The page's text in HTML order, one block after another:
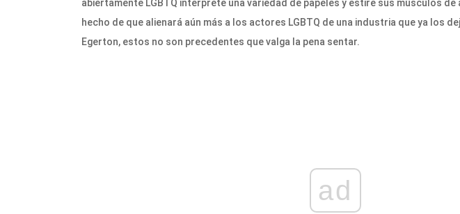
abiertamente LGBTQ interprete una variedad de papeles y estire sus músculos de
hecho de que alienará aún más a los actores LGBTQ de una industria que ya los
Egerton, estos no son precedentes que valga la pena sentar.
ad